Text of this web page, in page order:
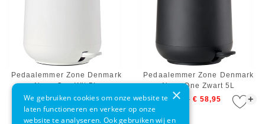
+
Pedaalemmer Zone Denmark
Nova One Wit 5L
€ 86,95 € 63,95 +
Pedaalemmer Zone Denmark
Nova One Zwart 5L
€ 86,95 € 58,95
×
We gebruiken cookies om onze website te
laten functioneren en verkeer op onze
website te analyseren. Ook gebruiken wij en